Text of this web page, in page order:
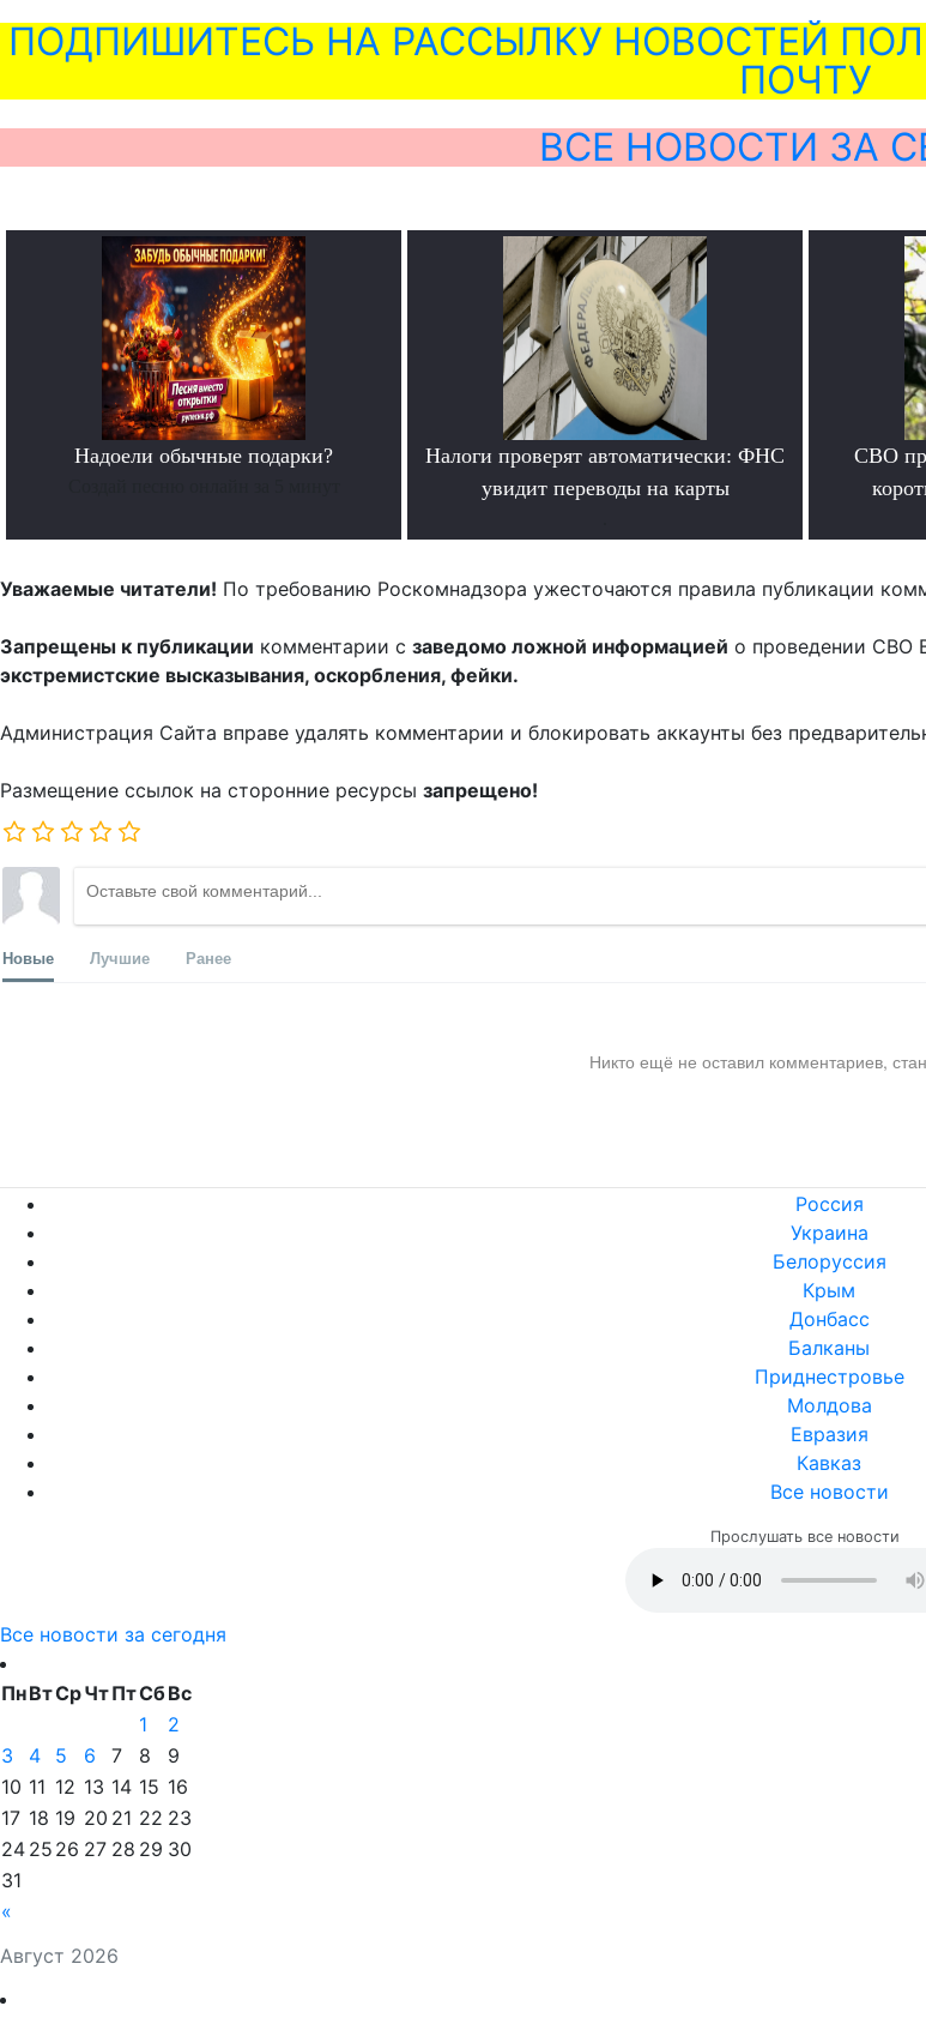
ПОДПИШИТЕСЬ НА РАССЫЛКУ НОВОСТЕЙ
ПОЧТУ
ВСЕ НОВОСТИ ЗА
Надоели обычные подарки?
Налоги проверят автоматически: ФНС
увидит переводы на карты
СВО
Уважаемые читатели! По требованию Роскомнадзора ужесточаются правила публикации
Запрещены к публикации комментарии с заведомо ложной информацией о проведении СВО
экстремистские высказывания, оскорбления, фейки.
Администрация Сайта вправе удалять комментарии и блокировать аккаунты без
Размещение ссылок на сторонние ресурсы запрещено!
Новые Лучшие Ранее
Никто ещё не оставил комментариев,
Россия
Украина
Белоруссия
Крым
Донбасс
Балканы
Приднестровье
Молдова
Евразия
Кавказ
Все новости
Прослушать все новости
Все новости за сегодня
Август 2026
ПнВтСрЧтПтСбВс
«
1
2
3
4 5 6 7 8
9
10 11 12 13 14 15 16
17 18 19 20 21 22 23
24 25 26 27 28 29 30
31